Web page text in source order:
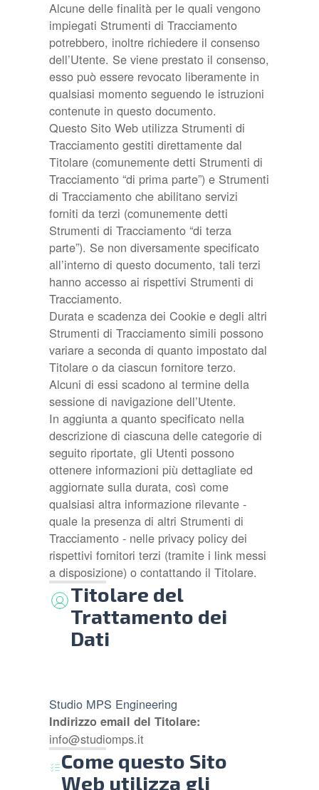
Alcune delle finalità per le quali vengono
impiegati Strumenti di Tracciamento
potrebbero, inoltre richiedere il consenso
dell’Utente. Se viene prestato il consenso,
esso può essere revocato liberamente in
qualsiasi momento seguendo le istruzioni
contenute in questo documento.
Questo Sito Web utilizza Strumenti di
Tracciamento gestiti direttamente dal
Titolare (comunemente detti Strumenti di
Tracciamento “di prima parte”) e Strumenti
di Tracciamento che abilitano servizi
forniti da terzi (comunemente detti
Strumenti di Tracciamento “di terza
parte”). Se non diversamente specificato
all’interno di questo documento, tali terzi
hanno accesso ai rispettivi Strumenti di
Tracciamento.
Durata e scadenza dei Cookie e degli altri
Strumenti di Tracciamento simili possono
variare a seconda di quanto impostato dal
Titolare o da ciascun fornitore terzo.
Alcuni di essi scadono al termine della
sessione di navigazione dell’Utente.
In aggiunta a quanto specificato nella
descrizione di ciascuna delle categorie di
seguito riportate, gli Utenti possono
ottenere informazioni più dettagliate ed
aggiornate sulla durata, così come
qualsiasi altra informazione rilevante -
quale la presenza di altri Strumenti di
Tracciamento - nelle privacy policy dei
rispettivi fornitori terzi (tramite i link messi
a disposizione) o contattando il Titolare.
Titolare del
Trattamento dei
Dati
Studio MPS Engineering
Indirizzo email del Titolare:
info@studiomps.it
Come questo Sito
Web utilizza gli